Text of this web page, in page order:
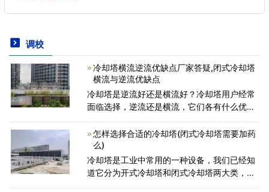
调校
冷却塔横流逆流优缺点厂家答疑,闭式冷却塔
横流与逆流优缺点
冷却塔是逆流好还是横流好？冷却塔用户经常
面临选择，逆流还是横流，它们各有什么优缺
东康明玻璃钢冷却塔厂家被问到：&ldquo;哪种
设计是更好的？冷却塔
怎样选择合适的冷却塔(闭式冷却塔需要加药
么)
冷却塔是工业中常用的一种设备，我们已经知
道它分为开式冷却塔和闭式冷却塔两大类，不